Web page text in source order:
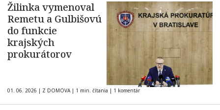
Žilinka vymenoval
Remetu a Gulbišovú
do funkcie
krajských
prokurátorov
01. 06. 2026 | Z DOMOVA | 1 min. čítania | 1 komentár